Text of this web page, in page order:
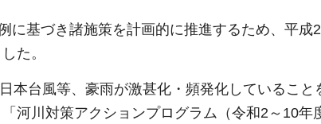
基づき諸施策を計画的に推進するため、平成
た。
台風等、豪雨が激甚化・頻発化していること
河川対策アクションプログラム（令和2～10年